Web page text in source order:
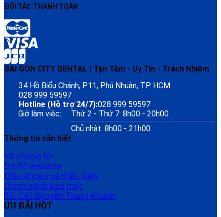
ĐỐI TÁC THANH TOÁN
SAI GON CITY DENTAL | Tận Tâm - Uy Tín - Trách Nhiệm
34 Hồ Biểu Chánh, P.11, Phú Nhuận, TP. HCM
028 999 59597
Hotline (Hỗ trợ 24/7):028 999 59597
Giờ làm việc:
Thứ 2 - Thứ 7: 8h00 - 20h00
Chủ nhật: 8h00 - 21h00
Thông tin cần biết
Về chúng tôi
Sơ đồ website
Điều khoản và điều kiện
Chính sách bảo mật
BS. CKI Nguyễn Trung Khánh
ƯU ĐÃI HOT